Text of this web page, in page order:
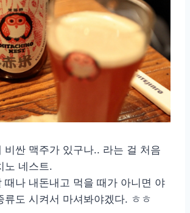
비싼 맥주가 있구나.. 라는 걸 처음
노 네스트.
때나 내돈내고 먹을 때가 아니면 야
류도 시켜서 마셔봐야겠다. ㅎㅎ